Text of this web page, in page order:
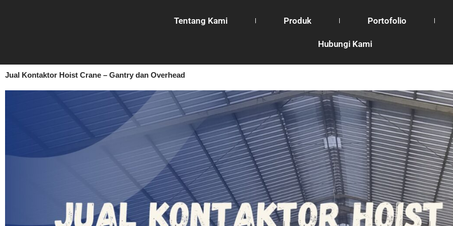
Tentang Kami Produk Portofolio
Hubungi Kami
Jual Kontaktor Hoist Crane – Gantry dan Overhead